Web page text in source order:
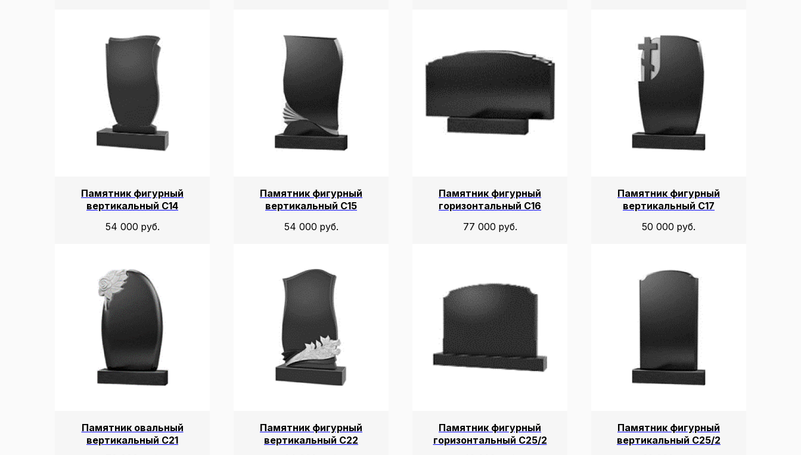
Памятник фигурный
вертикальный С14
54 000 руб.
Памятник фигурный
вертикальный С15
54 000 руб.
Памятник фигурный
горизонтальный С16
77 000 руб.
Памятник фигурный
вертикальный С17
50 000 руб.
Памятник овальный
вертикальный С21
Памятник фигурный
вертикальный С22
Памятник фигурный
горизонтальный С25/2
Памятник фигурный
вертикальный С25/2